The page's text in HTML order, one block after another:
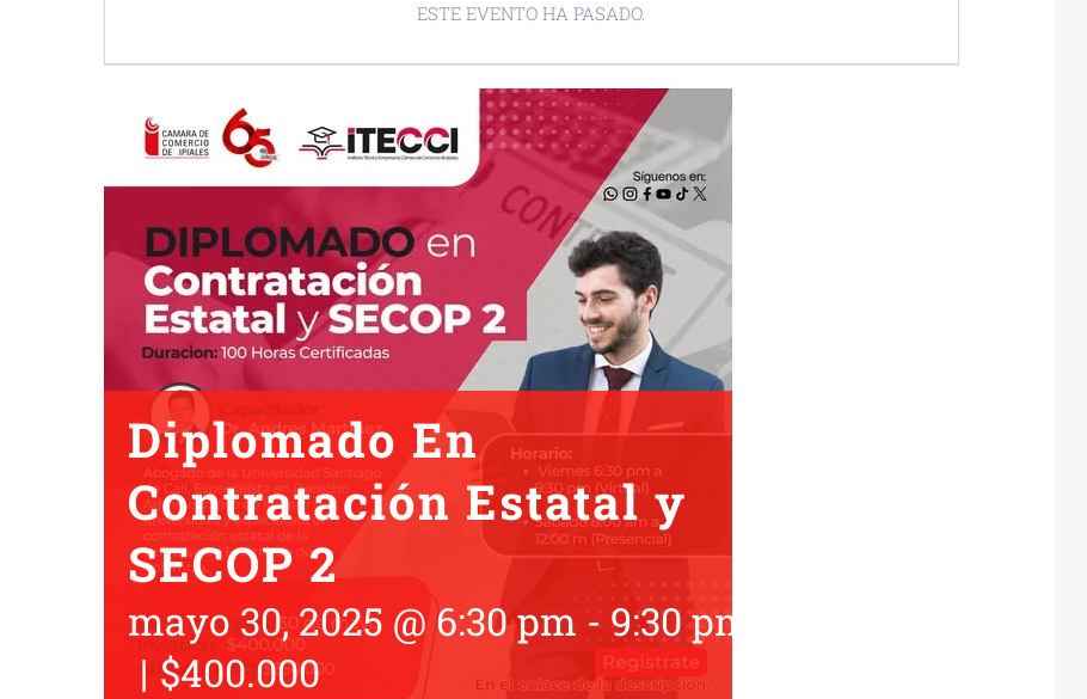
ESTE EVENTO HA PASADO.
Diplomado En
Contratación Estatal y
SECOP 2
mayo 30, 2025 @ 6:30 pm - 9:30 pm
| $400.000